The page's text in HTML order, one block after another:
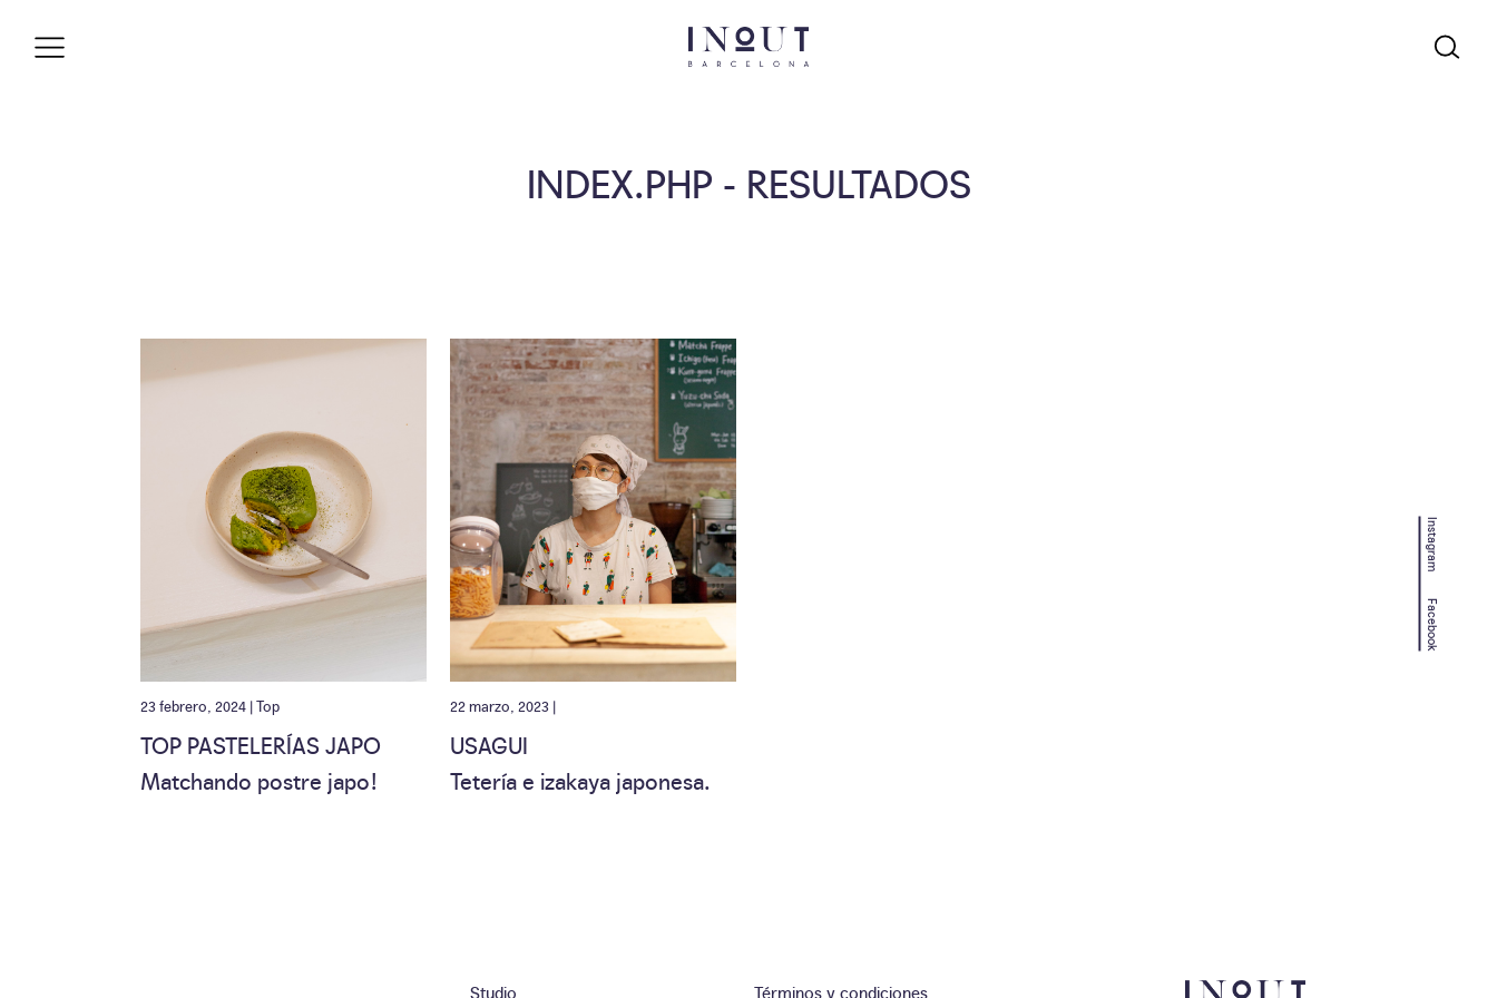
Instagram
Facebook
INDEX.PHP - RESULTADOS
23 febrero, 2024 |Top
TOP PASTELERÍAS JAPO
Matchando postre japo!
22 marzo, 2023 |
USAGUI
Tetería e izakaya japonesa.
Studio Términos y condiciones